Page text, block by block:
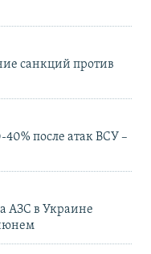
санкций против
после атак ВСУ –
АЗС в Украине